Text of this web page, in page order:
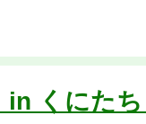
in くにた